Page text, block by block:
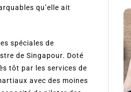
qu’elle ait
spéciales de
de Singapour. Doté
tôt par les services de
avec des moines